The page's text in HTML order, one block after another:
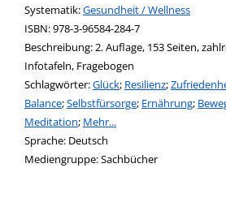
opens in new tab
Diesen Link in neuem Tab öffnen
Systematik:Suche nach dieser Systematik
Gesundheit / Wellness
Suche nach diesem Interessenskreis
ISBN:978-3-96584-284-7
Beschreibung:2. Auflage, 153 Seiten,
Infotafeln, Fragebogen
Schlagwörter:Glück; Resilienz;
Balance;Selbstfürsorge; Ernährung;
Meditation; Mehr...
Suche nach dieser Beteiligten Person
Sprache: Deutsch
Mediengruppe:Sachbücher